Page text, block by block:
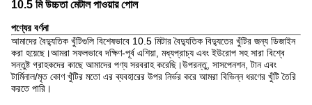
10.5 মি উচ্চতা মেটাল পাওয়ার পোল
পণ্যের বর্ণনা
আমাদের বৈদ্যুতিক খুঁটিগুলি বিশেষভাবে 10.5 মিটার বৈদ্যুতিক বিদ্যুতের খুঁটির জন্য ডিজাইন
করা হয়েছে।আমরা সফলভাবে দক্ষিণ-পূর্ব এশিয়া, মধ্যপ্রাচ্য এবং ইউরোপ সহ সারা বিশ্বে
সন্তুষ্ট গ্রাহকদের কাছে আমাদের পণ্য সরবরাহ করেছি।উপরন্তু, সাসপেনশন, টান এবং
টার্মিনাল/মৃত কোণ খুঁটির মতো এর ব্যবহারের উপর নির্ভর করে আমরা বিভিন্ন ধরণের খুঁটি তৈরি
করতে পারি।